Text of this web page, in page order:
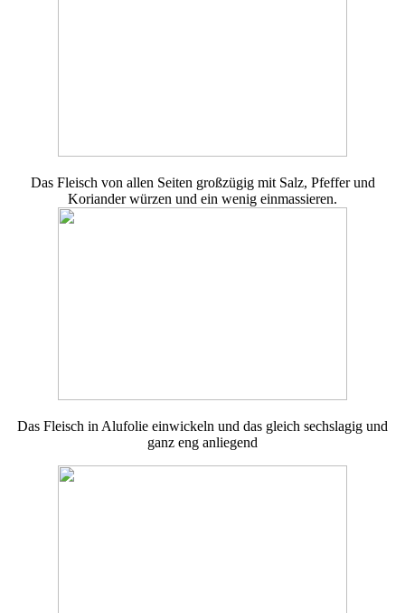
Das Fleisch von allen Seiten großzügig mit Salz, Pfeffer und
Koriander würzen und ein wenig einmassieren.
Das Fleisch in Alufolie einwickeln und das gleich sechslagig und
ganz eng anliegend